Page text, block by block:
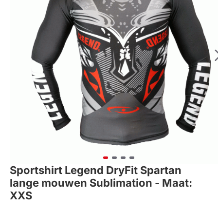
Sportshirt Legend DryFit Spartan
lange mouwen Sublimation - Maat:
XXS